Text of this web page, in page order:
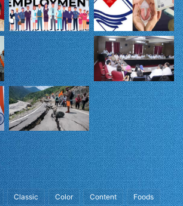
Classic Color Content Foods